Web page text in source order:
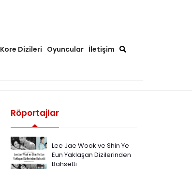
Kore Dizileri Oyuncular İletişim
Röportajlar
Lee Jae Wook ve Shin Ye
Eun Yaklaşan Dizilerinden
Bahsetti